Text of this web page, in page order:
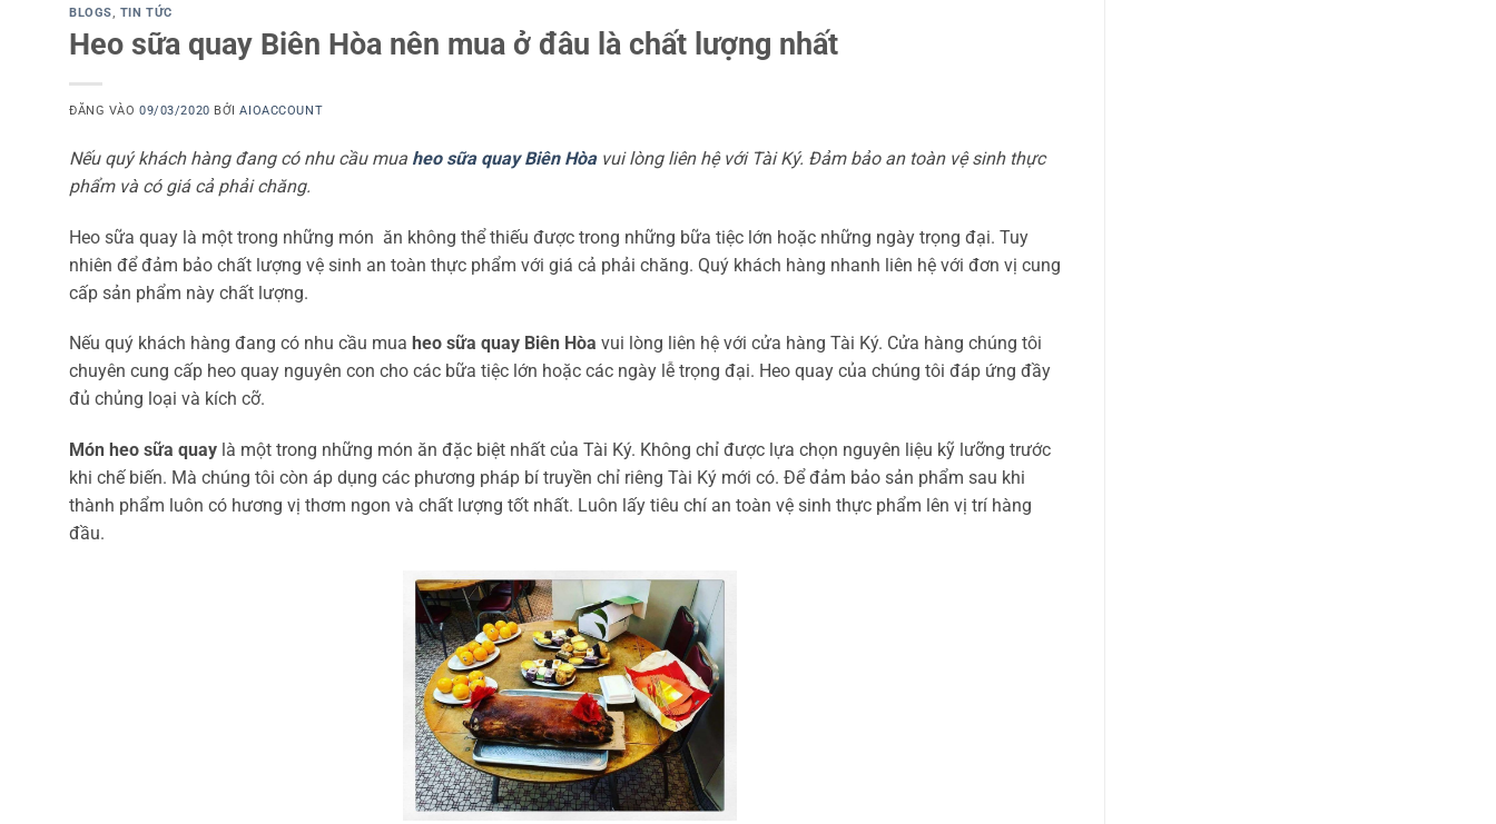
BLOGS, TIN TỨC
Heo sữa quay Biên Hòa nên mua ở đâu là chất lượng nhất
ĐĂNG VÀO09/03/2020 BỞIAIOACCOUNT
Nếu quý khách hàng đang có nhu cầu mua heo sữa quay Biên Hòavui lòng liên hệ với Tài Ký. Đảm bảo an toàn vệ sinh thực
phẩm và có giá cả phải chăng.
Heo sữa quay là một trong những món ăn không thể thiếu được trong những bữa tiệc lớn hoặc những ngày trọng đại. Tuy
nhiên để đảm bảo chất lượng vệ sinh an toàn thực phẩm với giá cả phải chăng. Quý khách hàng nhanh liên hệ với đơn vị cung
cấp sản phẩm này chất lượng.
Nếu quý khách hàng đang có nhu cầu mua heo sữa quay Biên Hòa vui lòng liên hệ với cửa hàng Tài Ký. Cửa hàng chúng tôi
chuyên cung cấp heo quay nguyên con cho các bữa tiệc lớn hoặc các ngày lễ trọng đại. Heo quay của chúng tôi đáp ứng đầy
đủ chủng loại và kích cỡ.
Món heo sữa quay là một trong những món ăn đặc biệt nhất của Tài Ký. Không chỉ được lựa chọn nguyên liệu kỹ lưỡng trước
khi chế biến. Mà chúng tôi còn áp dụng các phương pháp bí truyền chỉ riêng Tài Ký mới có. Để đảm bảo sản phẩm sau khi
thành phẩm luôn có hương vị thơm ngon và chất lượng tốt nhất. Luôn lấy tiêu chí an toàn vệ sinh thực phẩm lên vị trí hàng
đầu.